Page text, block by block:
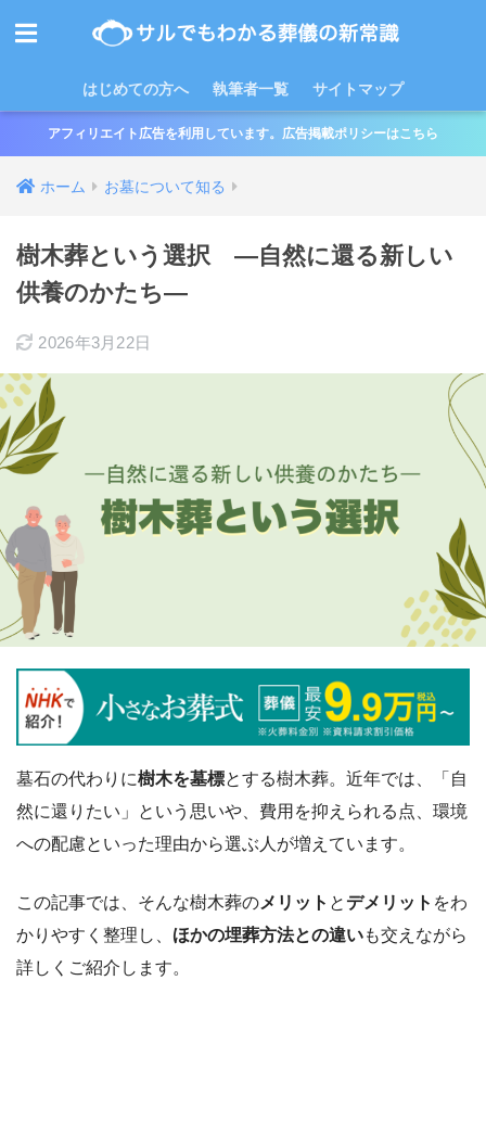
はじめての方へ 執筆者一覧 サイトマップ
アフィリエイト広告を利用しています。広告掲載ポリシーはこちら
ホーム お墓について知る
樹木葬という選択 ―自然に還る新しい
供養のかたち―
2026年3月22日
墓石の代わりに樹木を墓標とする樹木葬。近年では、「自
然に還りたい」という思いや、費用を抑えられる点、環境
への配慮といった理由から選ぶ人が増えています。
この記事では、そんな樹木葬のメリット と デメリット をわ
かりやすく整理し、 ほかの埋葬方法との違いも交えながら
詳しくご紹介します。